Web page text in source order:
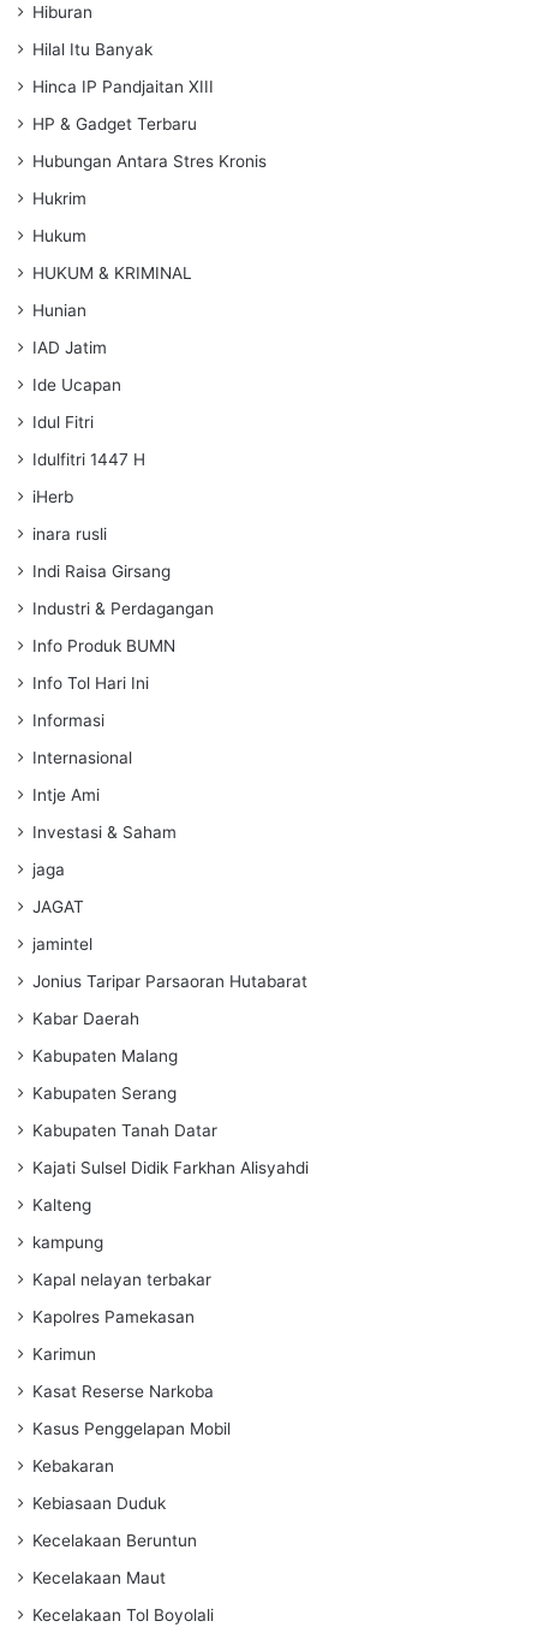
Hiburan
Hilal Itu Banyak
Hinca IP Pandjaitan XIII
HP & Gadget Terbaru
Hubungan Antara Stres Kronis
Hukrim
Hukum
HUKUM & KRIMINAL
Hunian
IAD Jatim
Ide Ucapan
Idul Fitri
Idulfitri 1447 H
iHerb
inara rusli
Indi Raisa Girsang
Industri & Perdagangan
Info Produk BUMN
Info Tol Hari Ini
Informasi
Internasional
Intje Ami
Investasi & Saham
jaga
JAGAT
jamintel
Jonius Taripar Parsaoran Hutabarat
Kabar Daerah
Kabupaten Malang
Kabupaten Serang
Kabupaten Tanah Datar
Kajati Sulsel Didik Farkhan Alisyahdi
Kalteng
kampung
Kapal nelayan terbakar
Kapolres Pamekasan
Karimun
Kasat Reserse Narkoba
Kasus Penggelapan Mobil
Kebakaran
Kebiasaan Duduk
Kecelakaan Beruntun
Kecelakaan Maut
Kecelakaan Tol Boyolali